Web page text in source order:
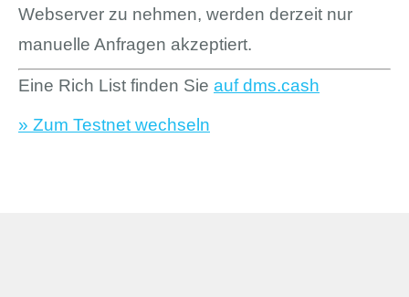
Webserver zu nehmen, werden derzeit nur
manuelle Anfragen akzeptiert.
Eine Rich List finden Sie auf dms.cash
» Zum Testnet wechseln